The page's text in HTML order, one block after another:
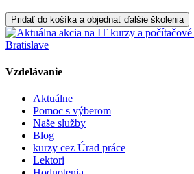
Pridať do košíka a objednať ďalšie školenia
Vzdelávanie
Aktuálne
Pomoc s výberom
Naše služby
Blog
kurzy cez Úrad práce
Lektori